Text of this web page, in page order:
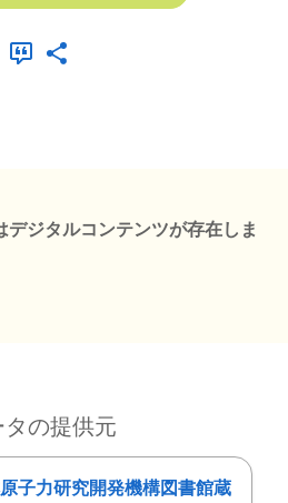
デジタルコンテンツが存在しま
タの提供元
子力研究開発機構図書館蔵